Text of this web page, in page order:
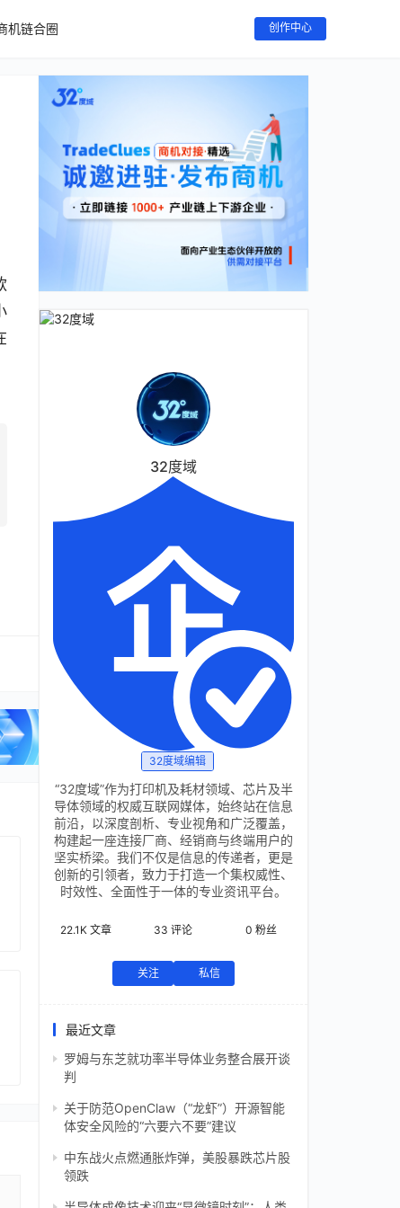
机链合圈 创作中心
32度域
32度域编辑
“32度域”作为打印机及耗材领域、芯片及半
导体领域的权威互联网媒体，始终站在信息
前沿，以深度剖析、专业视角和广泛覆盖，
构建起一座连接厂商、经销商与终端用户的
坚实桥梁。我们不仅是信息的传递者，更是
创新的引领者，致力于打造一个集权威性、
时效性、全面性于一体的专业资讯平台。
22.1K 文章 33 评论 0 粉丝
关注 私信
最近文章
罗姆与东芝就功率半导体业务整合展开谈
判
关于防范OpenClaw（“龙虾”）开源智能
体安全风险的“六要六不要”建议
中东战火点燃通胀炸弹，美股暴跌芯片股
领跌